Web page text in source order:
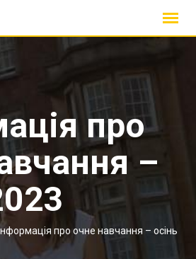
про
–
Інформація про очне навчання – осінь